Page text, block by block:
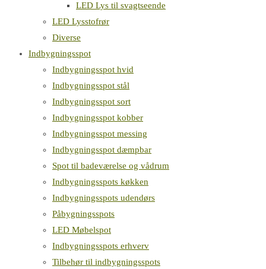
LED Lys til svagtseende
LED Lysstofrør
Diverse
Indbygningsspot
Indbygningsspot hvid
Indbygningsspot stål
Indbygningsspot sort
Indbygningsspot kobber
Indbygningsspot messing
Indbygningsspot dæmpbar
Spot til badeværelse og vådrum
Indbygningsspots køkken
Indbygningsspots udendørs
Påbygningsspots
LED Møbelspot
Indbygningsspots erhverv
Tilbehør til indbygningsspots